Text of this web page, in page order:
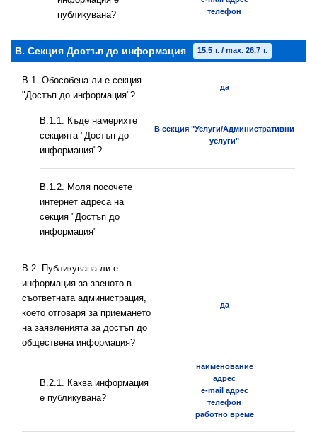
публикувана?
телефон
B. Секция Достъп до информация 15.5 т. / max. 26.7 т.
В.1. Обособена ли е секция
"Достъп до информация"?
да
В.1.1. Къде намерихте
секцията "Достъп до
информация"?
В секция "Услуги/Административни
услуги"
B.1.2. Моля посочете
интернет адреса на
секция "Достъп до
информация"
В.2. Публикувана ли е
информация за звеното в
съответната администрация,
което отговаря за приемането
на заявленията за достъп до
обществена информация?
да
B.2.1. Каква информация
е публикувана?
наименование
адрес
e-mail адрес
телефон
работно време